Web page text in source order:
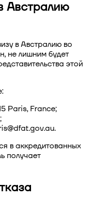
Австралию
в Австралию во
не лишним будет
этой
Paris, France;
.
в аккредитованных
получает